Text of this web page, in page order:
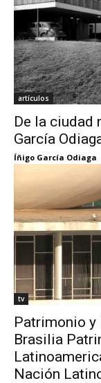
artículos
De la ciudad
García
Íñigo García Odiaga
tv
Patrimonio y
Brasilia
Nación